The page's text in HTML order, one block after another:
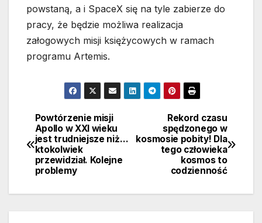
powstaną, a i SpaceX się na tyle zabierze do
pracy, że będzie możliwa realizacja
załogowych misji księżycowych w ramach
programu Artemis.
Nawigacja
wpisu
Rekord czasu
spędzonego w
kosmosie pobity! Dla
tego człowieka
kosmos to
codzienność
Powtórzenie misji
Apollo w XXI wieku
jest trudniejsze niż…
ktokolwiek
przewidział. Kolejne
problemy